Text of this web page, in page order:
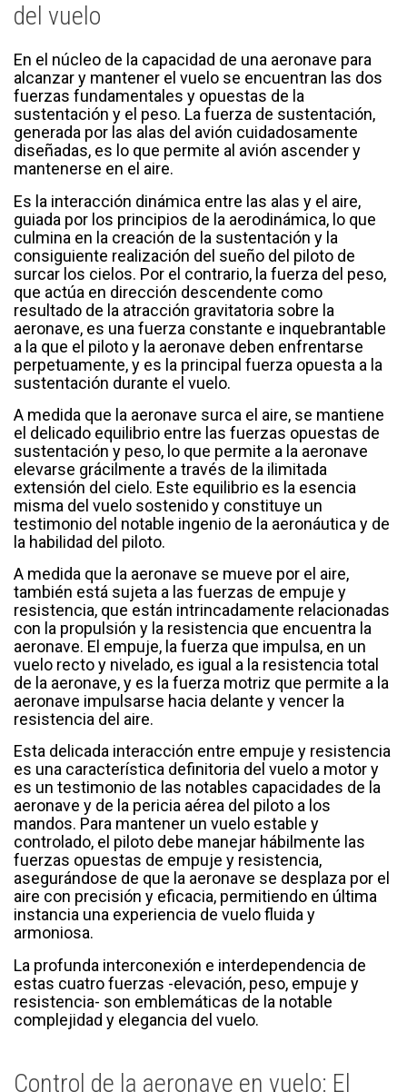
del vuelo
En el núcleo de la capacidad de una aeronave para
alcanzar y mantener el vuelo se encuentran las dos
fuerzas fundamentales y opuestas de la
sustentación y el peso. La fuerza de sustentación,
generada por las alas del avión cuidadosamente
diseñadas, es lo que permite al avión ascender y
mantenerse en el aire.
Es la interacción dinámica entre las alas y el aire,
guiada por los principios de la aerodinámica, lo que
culmina en la creación de la sustentación y la
consiguiente realización del sueño del piloto de
surcar los cielos. Por el contrario, la fuerza del peso,
que actúa en dirección descendente como
resultado de la atracción gravitatoria sobre la
aeronave, es una fuerza constante e inquebrantable
a la que el piloto y la aeronave deben enfrentarse
perpetuamente, y es la principal fuerza opuesta a la
sustentación durante el vuelo.
A medida que la aeronave surca el aire, se mantiene
el delicado equilibrio entre las fuerzas opuestas de
sustentación y peso, lo que permite a la aeronave
elevarse grácilmente a través de la ilimitada
extensión del cielo. Este equilibrio es la esencia
misma del vuelo sostenido y constituye un
testimonio del notable ingenio de la aeronáutica y de
la habilidad del piloto.
A medida que la aeronave se mueve por el aire,
también está sujeta a las fuerzas de empuje y
resistencia, que están intrincadamente relacionadas
con la propulsión y la resistencia que encuentra la
aeronave. El empuje, la fuerza que impulsa, en un
vuelo recto y nivelado, es igual a la resistencia total
de la aeronave, y es la fuerza motriz que permite a la
aeronave impulsarse hacia delante y vencer la
resistencia del aire.
Esta delicada interacción entre empuje y resistencia
es una característica definitoria del vuelo a motor y
es un testimonio de las notables capacidades de la
aeronave y de la pericia aérea del piloto a los
mandos. Para mantener un vuelo estable y
controlado, el piloto debe manejar hábilmente las
fuerzas opuestas de empuje y resistencia,
asegurándose de que la aeronave se desplaza por el
aire con precisión y eficacia, permitiendo en última
instancia una experiencia de vuelo fluida y
armoniosa.
La profunda interconexión e interdependencia de
estas cuatro fuerzas -elevación, peso, empuje y
resistencia- son emblemáticas de la notable
complejidad y elegancia del vuelo.
Control de la aeronave en vuelo: El